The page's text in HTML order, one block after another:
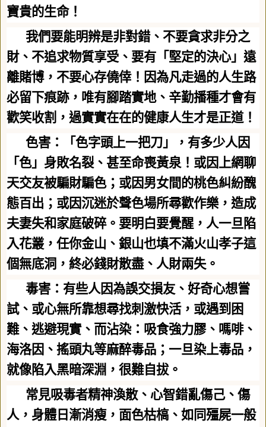
寶貴的生命！
我們要能明辨是非對錯、不要貪求非分之
財、不追求物質享受、要有「堅定的決心」遠
離賭博，不要心存僥倖！因為凡走過的人生路
必留下痕跡，唯有腳踏實地、辛勤播種才會有
歡笑收割，過實實在在的健康人生才是正道！
色害：「色字頭上一把刀」，有多少人因
「色」身敗名裂、甚至命喪黃泉！或因上網聊
天交友被騙財騙色；或因男女間的桃色糾紛醜
態百出；或因沉迷於聲色場所尋歡作樂，造成
夫妻失和家庭破碎。要明白要覺醒，人一旦陷
入花叢，任你金山、銀山也填不滿火山孝子這
個無底洞，終必錢財散盡、人財兩失。
毒害：有些人因為誤交損友、好奇心想嘗
試、或心無所靠想尋找刺激快活，或遇到困
難、逃避現實、而沾染：吸食強力膠、嗎啡、
海洛因、搖頭丸等麻醉毒品；一旦染上毒品，
就像陷入黑暗深淵，很難自拔。
常見吸毒者精神渙散、心智錯亂傷己、傷
人，身體日漸消瘦，面色枯槁、如同殭屍一般